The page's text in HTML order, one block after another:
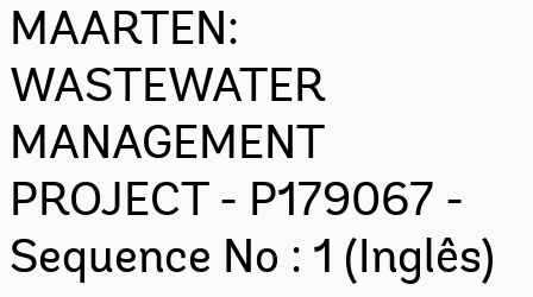
MAARTEN:
WASTEWATER
MANAGEMENT
PROJECT - P179067 -
Sequence No : 1 (Inglês)